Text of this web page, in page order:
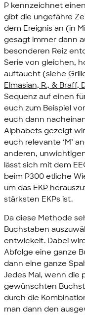
P kennzeichnet
gibt die ungefähre
dem Ereignis an (in
gesagt immer dann
besonderen Reiz
Serie von gleichen,
auftaucht (siehe
Elmasian, R., & Braff,
Sequenz auf einen
euch zum Beispiel
euch dann
Alphabets gezeigt
euch relevante ‘M’
anderen,
lässt sich mit dem
beim P300 etliche
um das EKP
stärksten EKPs ist.
Da diese Methode
Buchstaben
entwickelt. Dabei
Abfolge eine ganze
dann eine ganze
Jedes Mal, wenn die
gewünschten
durch die
man dann den